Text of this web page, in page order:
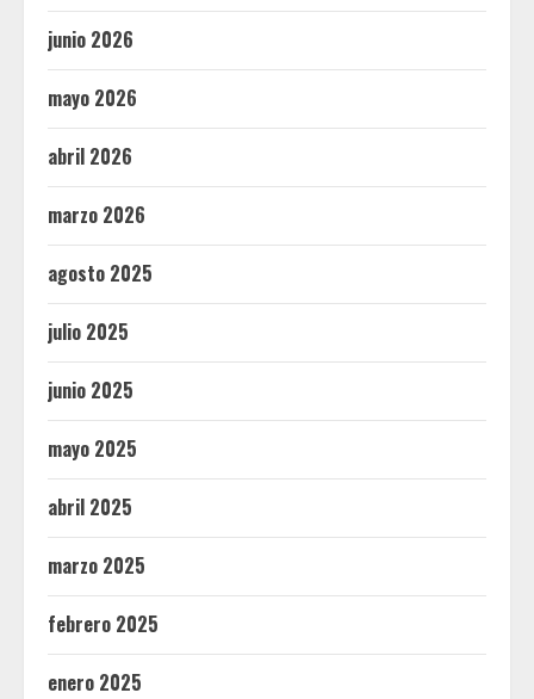
junio 2026
mayo 2026
abril 2026
marzo 2026
agosto 2025
julio 2025
junio 2025
mayo 2025
abril 2025
marzo 2025
febrero 2025
enero 2025